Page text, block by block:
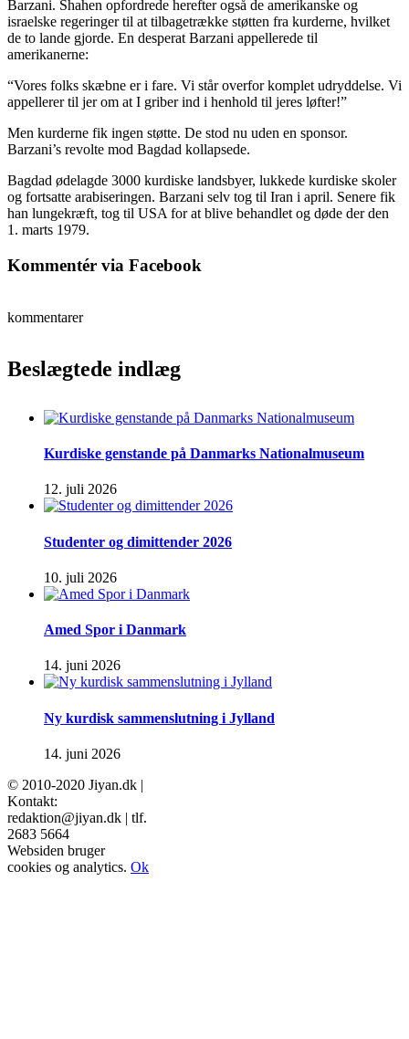
Barzani. Shahen opfordrede herefter også de amerikanske og
israelske regeringer til at tilbagetrække støtten fra kurderne, hvilket
de to lande gjorde. En desperat Barzani appellerede til
amerikanerne:
“Vores folks skæbne er i fare. Vi står overfor komplet udryddelse. Vi
appellerer til jer om at I griber ind i henhold til jeres løfter!”
Men kurderne fik ingen støtte. De stod nu uden en sponsor.
Barzani’s revolte mod Bagdad kollapsede.
Bagdad ødelagde 3000 kurdiske landsbyer, lukkede kurdiske skoler
og fortsatte arabiseringen. Barzani selv tog til Iran i april. Senere fik
han lungekræft, tog til USA for at blive behandlet og døde der den
1. marts 1979.
Kommentér via Facebook
kommentarer
Beslægtede indlæg
Kurdiske genstande på Danmarks Nationalmuseum
12. juli 2026
Studenter og dimittender 2026
10. juli 2026
Amed Spor i Danmark
14. juni 2026
Ny kurdisk sammenslutning i Jylland
14. juni 2026
© 2010-2020 Jiyan.dk |
Kontakt:
redaktion@jiyan.dk | tlf.
2683 5664
facebook
twitter
Websiden bruger
cookies og analytics. Ok